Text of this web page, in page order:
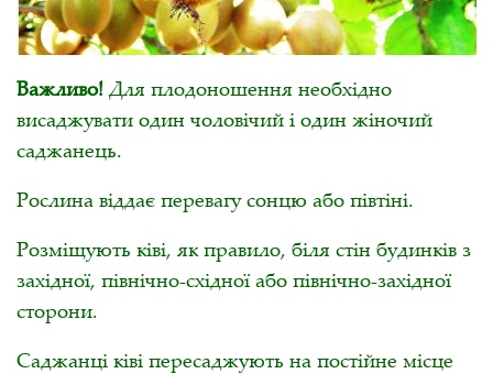
Важливо! Для плодоношення необхідно
висаджувати один чоловічий і один жіночий
саджанець.
Рослина віддає перевагу сонцю або півтіні.
Розміщують ківі, як правило, біля стін будинків з
західної, північно-східної або північно-західної
сторони.
Саджанці ківі пересаджують на постійне місце